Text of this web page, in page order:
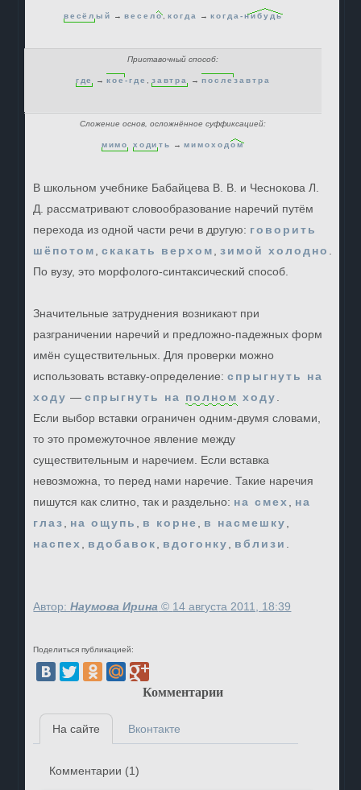
весёл ый → весело, когда → когда-нибудь
Приставочный способ:
где → кое-где завтра → послезавтра
Сложение основ, осложнённое суффиксацией:
мимо ходи ть →мимоходом
В школьном учебнике Бабайцева В. В. и Чеснокова Л.
Д. рассматривают словообразование наречий путём
перехода из одной части речи в другую: говорить
шёпотом
,скакать верхом ,зимой холодно
По вузу, это морфолого-синтаксический способ.
Значительные затруднения возникают при
разграничении наречий и предложно-падежных форм
имён существительных. Для проверки можно
использовать вставку-определение:спрыгнуть на
ходу —спрыгнуть на полном ходу
Если выбор вставки ограничен одним-двумя словами,
то это промежуточное явление между
существительным и наречием. Если вставка
невозможна, то перед нами наречие. Такие наречия
пишутся как слитно, так и раздельно: на смех
на
глаз
на ощупь в корне в насмешку
наспех
вдобавок вдогонку вблизи
Автор:Наумова Ирина © 14 августа 2011, 18:39
Поделиться публикацией:
Комментарии
На сайте Вконтакте
Комментарии (1)